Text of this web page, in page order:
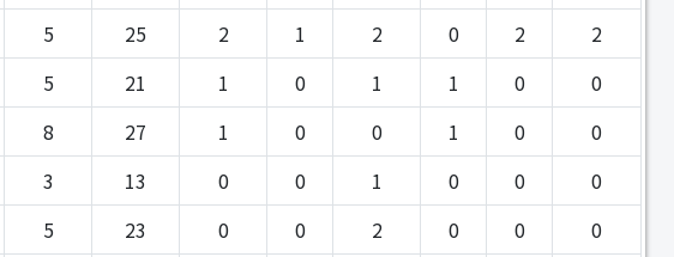
5 25 2 1 2 0 2
2
5 21 1 0 1 1 0
0
8 27 1 0 0 1 0
0
3 13 0 0 1 0 0
0
5 23 0 0 2 0 0
0